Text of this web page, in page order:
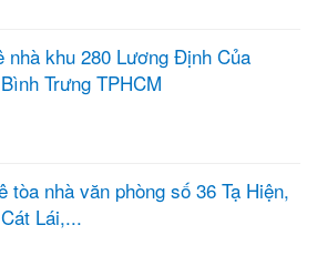
nhà khu 280 Lương Định Của
Trưng TPHCM
tòa nhà văn phòng số 36 Tạ Hiện,
Lái,...